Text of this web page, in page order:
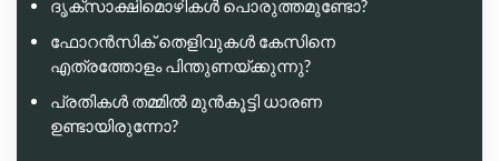
ദൃക്സാക്ഷിമൊഴികൾ പൊരുത്തമുണ്ടോ?
ഫോറൻസിക് തെളിവുകൾ കേസിനെ
എത്രത്തോളം പിന്തുണയ്ക്കുന്നു?
പ്രതികൾ തമ്മിൽ മുൻകൂട്ടി ധാരണ
ഉണ്ടായിരുന്നോ?